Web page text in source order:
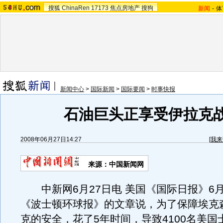
搜狐 ChinaRen 17173 焦点房地产 搜狗 新闻 -
新闻中心 > 国际新闻 > 国际要闻 > 时事快报
石油巨头正享受伊拉克
2008年06月27日14:27 [我
来源：中国新闻网
中新网6月27日电 美国《国际日报》6
《波士顿环球报》的文章说，为了保障埃
克的安全，花了5年时间，导致4100名美国